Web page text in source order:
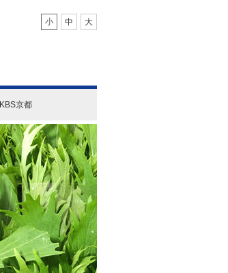
KBS京都
小 中 大